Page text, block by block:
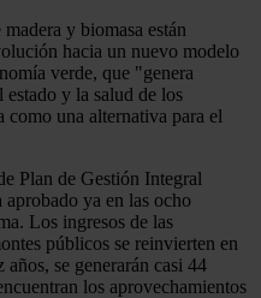
y biomasa están
hacia un nuevo modelo
verde, que "genera
estado y la salud de los
como una alternativa para el
Plan de Gestión Integral
ya en las ocho
Los ingresos de las
públicos se reinvierten en
se generarán casi 44
los aprovechamientos